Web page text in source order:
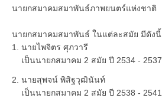
นายกสมาคมสมาพันธ์ภาพยนตร์แห่งชาติ
นายกสมาคมสมาพันธ์ ในแต่ละสมัย มีดังนี้
1. นายไพจิตร ศุภวารี
เป็นนายกสมาคม 2 สมัย ปี 2534 - 2537
2. นายสุพจน์ พิสิฐวุฒินันท์
เป็นนายกสมาคม 2 สมัย ปี 2538 - 2541